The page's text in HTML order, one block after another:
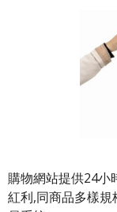
購物網站提供24小
紅利,同商品多樣